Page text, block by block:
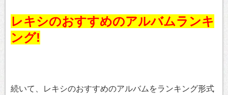
レキシのおすすめのアルバムランキ
ング!
続いて、レキシのおすすめのアルバムをランキング形式